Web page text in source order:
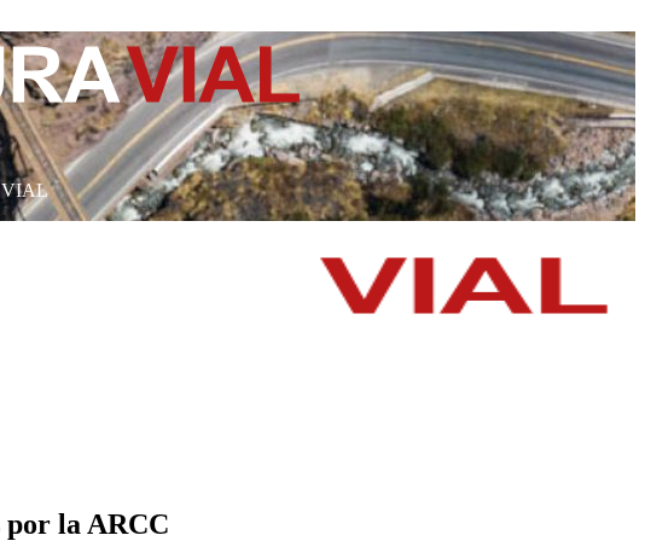
VIAL
por la ARCC